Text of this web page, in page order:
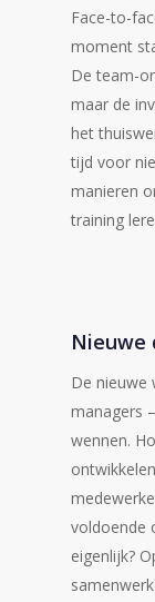
Face-to-
moment
De team-
maar de
het
tijd voor
manieren
training
Nieuwe
De nieuwe
managers
wennen.
voldoende
eigenlijk?